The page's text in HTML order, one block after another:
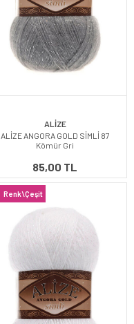
ALİZE
ALİZE ANGORA GOLD SİMLİ 87
Kömür Gri
85,00 TL
Renk\Çeşit